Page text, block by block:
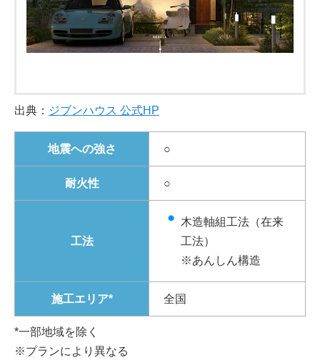
出典： ジブンハウス 公式HP
地震への強さ ○
耐火性 ○
工法
木造軸組工法（在来
工法）
※あんしん構造
施工エリア* 全国
*一部地域を除く
※プランにより異なる